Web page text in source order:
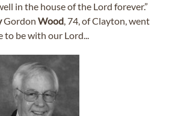
in the house of the Lord forever.”
Gordon Wood, 74, of Clayton, went
to be with our Lord...